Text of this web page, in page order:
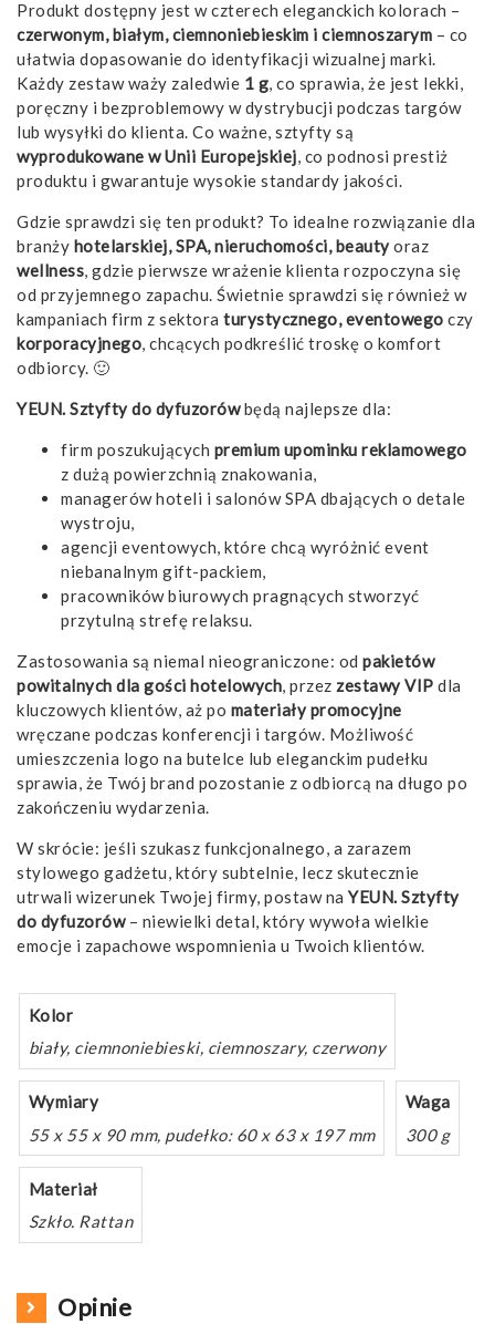
Produkt dostępny jest w czterech eleganckich kolorach –
czerwonym, białym, ciemnoniebieskim i ciemnoszarym – co
ułatwia dopasowanie do identyfikacji wizualnej marki.
Każdy zestaw waży zaledwie 1 g, co sprawia, że jest lekki,
poręczny i bezproblemowy w dystrybucji podczas targów
lub wysyłki do klienta. Co ważne, sztyfty są
wyprodukowane w Unii Europejskiej, co podnosi prestiż
produktu i gwarantuje wysokie standardy jakości.
Gdzie sprawdzi się ten produkt? To idealne rozwiązanie dla
branży hotelarskiej, SPA, nieruchomości, beautyoraz
wellness, gdzie pierwsze wrażenie klienta rozpoczyna się
od przyjemnego zapachu. Świetnie sprawdzi się również w
kampaniach firm z sektora turystycznego, eventowego czy
korporacyjnego, chcących podkreślić troskę o komfort
odbiorcy. 🙂
YEUN. Sztyfty do dyfuzorówbędą najlepsze dla:
firm poszukujących premium upominku reklamowego
z dużą powierzchnią znakowania,
managerów hoteli i salonów SPA dbających o detale
wystroju,
agencji eventowych, które chcą wyróżnić event
niebanalnym gift-packiem,
pracowników biurowych pragnących stworzyć
przytulną strefę relaksu.
Zastosowania są niemal nieograniczone: od pakietów
powitalnych dla gości hotelowych, przez zestawy VIP dla
kluczowych klientów, aż po materiały promocyjne
wręczane podczas konferencji i targów. Możliwość
umieszczenia logo na butelce lub eleganckim pudełku
sprawia, że Twój brand pozostanie z odbiorcą na długo po
zakończeniu wydarzenia.
W skrócie: jeśli szukasz funkcjonalnego, a zarazem
stylowego gadżetu, który subtelnie, lecz skutecznie
utrwali wizerunek Twojej firmy, postaw naYEUN. Sztyfty
do dyfuzorów– niewielki detal, który wywoła wielkie
emocje i zapachowe wspomnienia u Twoich klientów.
Kolor
biały, ciemnoniebieski, ciemnoszary, czerwony
Wymiary
55 x 55 x 90 mm, pudełko: 60 x 63 x 197 mm
Waga
300 g
Materiał
Szkło. Rattan
Opinie